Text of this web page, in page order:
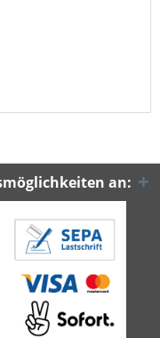
an: